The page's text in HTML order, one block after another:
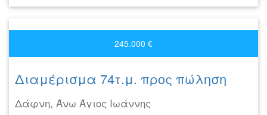
245.000 €
Διαμέρισμα 74τ.μ. προς πώληση
Δάφνη, Άνω Άγιος Ιωάννης